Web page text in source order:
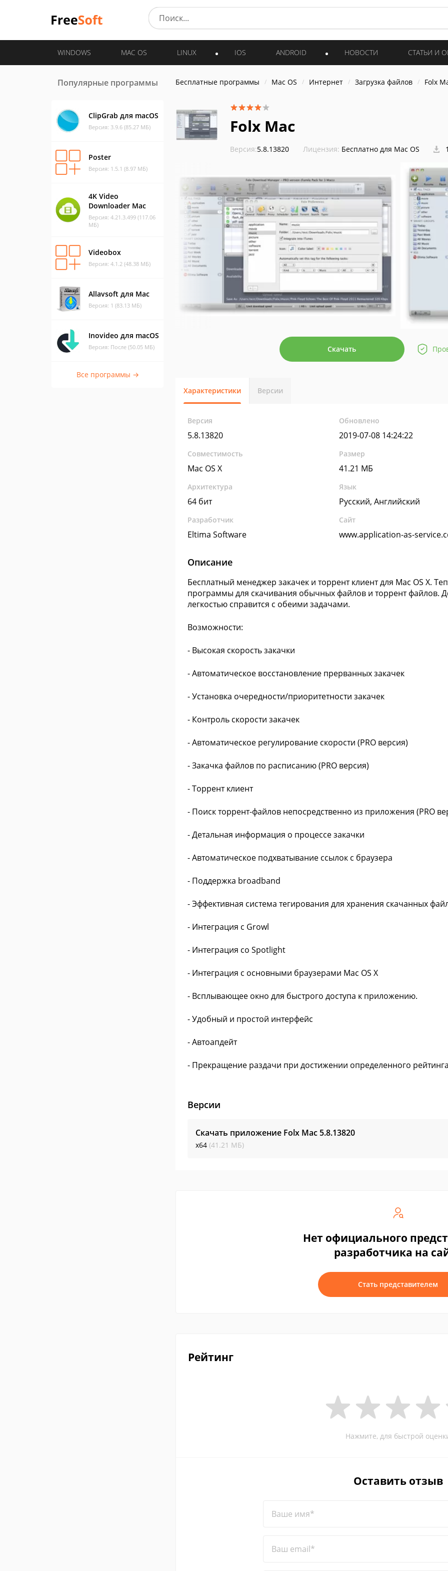
WINDOWS MAC OS LINUX IOS ANDROID НОВОСТИ СТАТЬИ И
Популярные программы
ClipGrab для macOS
Версия: 3.9.6 (85.27 МБ)
Poster
Версия: 1.5.1 (8.97 МБ)
4K Video
Downloader Mac
Версия: 4.21.3.499 (117.06
МБ)
Videobox
Версия: 4.1.2 (48.38 МБ)
Allavsoft для Mac
Версия: 1 (83.13 МБ)
Inovideo для macOS
Версия: После (50.05 МБ)
Все программы →
Бесплатные программы Mac OS Интернет Загрузка файлов Folx
Folx Mac
Версия:5.8.13820 Лицензия: Бесплатно для Mac OS
Скачать
Характеристики Версии
Версия
5.8.13820
Обновлено
2019-07-08 14:24:22
Совместимость
Mac OS X
Размер
41.21 МБ
Архитектура
64 бит
Язык
Русский, Английский
Разработчик
Eltima Software
Сайт
www.application-as-
Описание
Бесплатный менеджер закачек и торрент клиент для Mac OS X.
программы для скачивания обычных файлов и торрент файлов.
легкостью справится с обеими задачами.
Возможности:
- Высокая скорость закачки
- Автоматическое восстановление прерванных закачек
- Установка очередности/приоритетности закачек
- Контроль скорости закачек
- Автоматическое регулирование скорости (PRO версия)
- Закачка файлов по расписанию (PRO версия)
- Торрент клиент
- Поиск торрент-файлов непосредственно из приложения (PRO
- Детальная информация о процессе закачки
- Автоматическое подхватывание ссылок с браузера
- Поддержка broadband
- Эффективная система тегирования для хранения скачанных
- Интеграция с Growl
- Интеграция со Spotlight
- Интеграция с основными браузерами Mac OS X
- Всплывающее окно для быстрого доступа к приложению.
- Удобный и простой интерфейс
- Автоапдейт
- Прекращение раздачи при достижении определенного рейтинга
Версии
Скачать приложение Folx Mac 5.8.13820
x64 (41.21 МБ)
Нет официального
разработчика на
Стать представителем
Рейтинг
Нажмите, для быстрой
Оставить отзыв
Ваше имя*
Ваш email*